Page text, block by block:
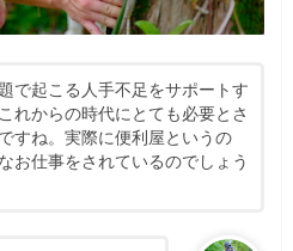
で起こる人手不足をサポートす
れからの時代にとても必要とさ
すね。実際に便利屋というの
お仕事をされているのでしょう